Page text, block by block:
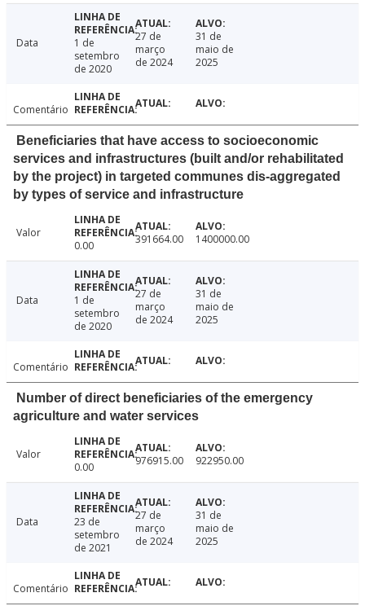
Data
1 de
setembro
de 2020
27 de
março
de 2024
31 de
maio de
2025
Comentário
Beneficiaries that have access to socioeconomic
services and infrastructures (built and/or rehabilitated
by the project) in targeted communes dis-aggregated
by types of service and infrastructure
Valor
0.00
391664.00 1400000.00
Data
1 de
setembro
de 2020
27 de
março
de 2024
31 de
maio de
2025
Comentário
Number of direct beneficiaries of the emergency
agriculture and water services
Valor
0.00
976915.00 922950.00
Data
23 de
setembro
de 2021
27 de
março
de 2024
31 de
maio de
2025
Comentário